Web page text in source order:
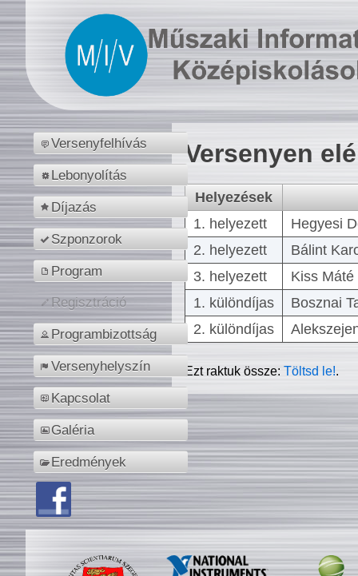
Versenyfelhívás
Lebonyolítás
Díjazás
Szponzorok
Program
Regisztráció
Programbizottság
Versenyhelyszín
Kapcsolat
Galéria
Eredmények
Versenyen
Helyezések
1. helyezett
Hegyesi
2. helyezett
Bálint
3. helyezett
Kiss
1. különdíjas
Bosznai
2. különdíjas
Ezt raktuk össze:Töltsd le!.